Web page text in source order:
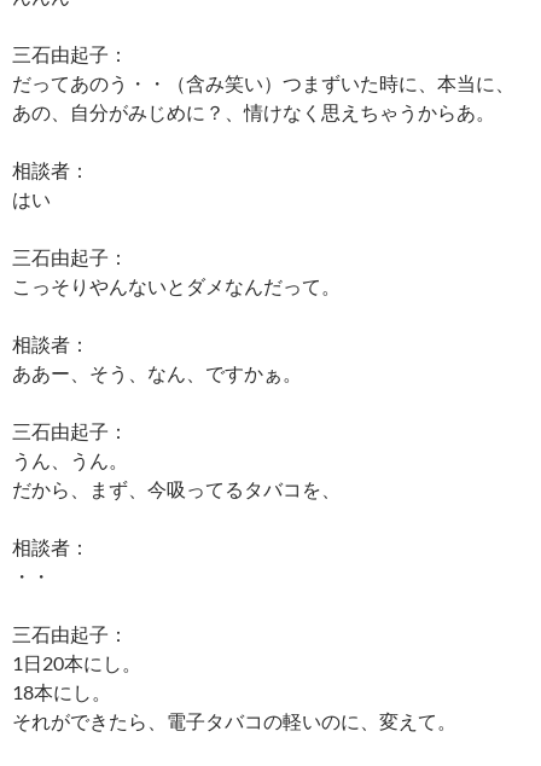
三石由起子：
だってあのう・・（含み笑い）つまずいた時に、本当に、
あの、自分がみじめに？、情けなく思えちゃうからあ。
相談者：
はい
三石由起子：
こっそりやんないとダメなんだって。
相談者：
ああー、そう、なん、ですかぁ。
三石由起子：
うん、うん。
だから、まず、今吸ってるタバコを、
相談者：
・・
三石由起子：
1日20本にし。
18本にし。
それができたら、電子タバコの軽いのに、変えて。